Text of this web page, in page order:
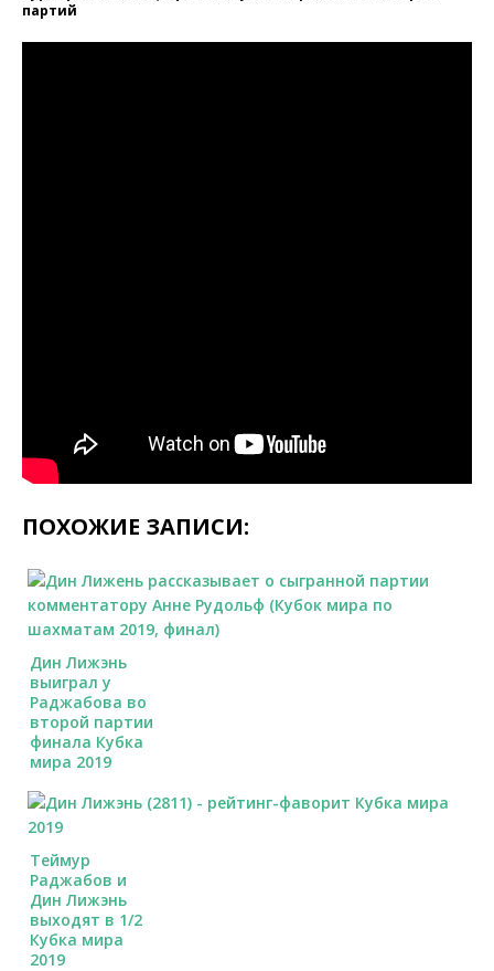
партий
ПОХОЖИЕ ЗАПИСИ:
Дин Лижэнь
выиграл у
Раджабова во
второй партии
финала Кубка
мира 2019
Теймур
Раджабов и
Дин Лижэнь
выходят в 1/2
Кубка мира
2019